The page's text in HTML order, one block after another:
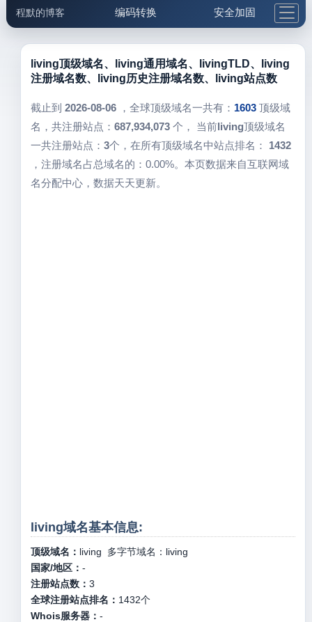
程默的博客 编码转换 安全加固
邮件工具 生活便民 更多工具
5.1支付宝大红包
living顶级域名、living通用域名、livingTLD、living
注册域名数、living历史注册域名数、living站点数
截止到 2026-08-06，全球顶级域名一共有： 1603 顶级域
名，共注册站点： 687,934,073 个， 当前living顶级域名
一共注册站点： 3个，在所有顶级域名中站点排名： 1432
，注册域名占总域名的：0.00%。本页数据来自互联网域
名分配中心，数据天天更新。
living域名基本信息:
顶级域名： living 多字节域名： living
国家/地区： -
注册站点数： 3
全球注册站点排名： 1432个
Whois服务器： -